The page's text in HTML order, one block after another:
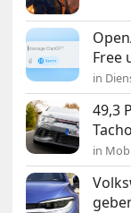
Free
in
49,3
in